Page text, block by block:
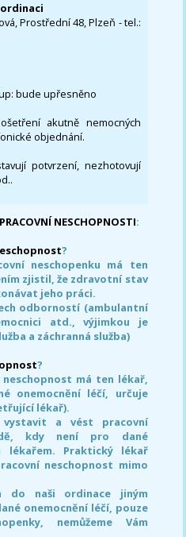
Prostřední 48, Plzeň - tel.:
bude upřesněno
akutně nemocných
objednání.
potvrzení, nezhotovují
NESCHOPNOSTI:
?
neschopenku má ten
zjistil, že zdravotní stav
jeho práci.
odborností (ambulantní
atd., výjimkou je
a záchranná služba)
?
má ten lékař,
onemocnění léčí, určuje
lékař).
a vést pracovní
kdy není pro dané
lékařem. Praktický lékař
neschopnost mimo
do naši ordinace jiným
onemocnění léčí, pouze
nemůžeme Vám